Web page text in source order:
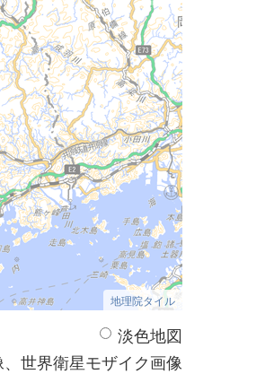
地理院タイル
淡色地図
世界衛星モザイク画像